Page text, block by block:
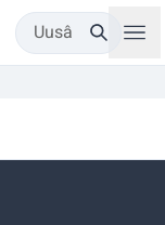
Uusâ